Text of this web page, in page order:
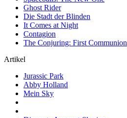
Ghost Rider
Die Stadt der Blinden
It Comes at Night
Contagion
The Conjuring: First Communion
Artikel
Jurassic Park
Abby Holland
Mein Sky